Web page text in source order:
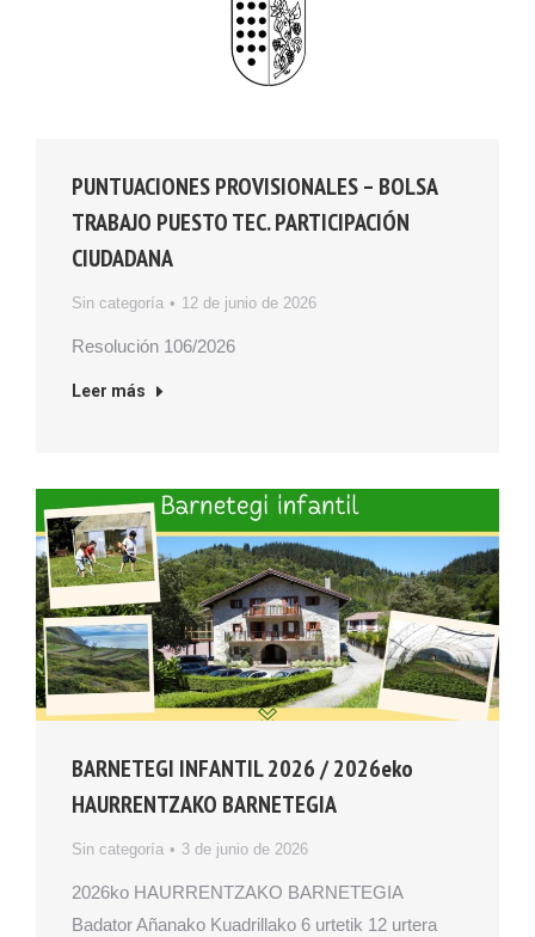
PUNTUACIONES PROVISIONALES – BOLSA
TRABAJO PUESTO TEC. PARTICIPACIÓN
CIUDADANA
Sin categoría 12 de junio de 2026
Resolución 106/2026
Leer más
BARNETEGI INFANTIL 2026 / 2026eko
HAURRENTZAKO BARNETEGIA
Sin categoría 3 de junio de 2026
2026ko HAURRENTZAKO BARNETEGIA
Badator Añanako Kuadrillako 6 urtetik 12 urtera